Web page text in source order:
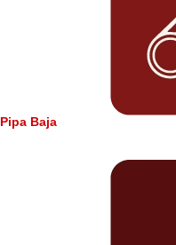
Pipa Baja